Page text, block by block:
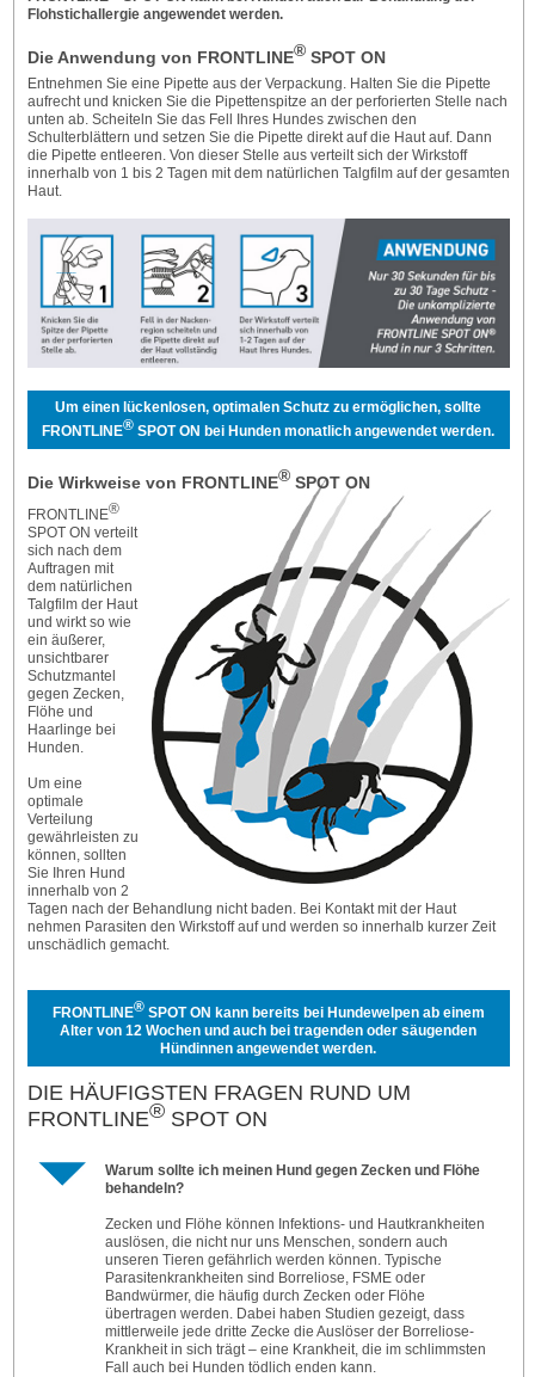
Flohstichallergie angewendet werden.
Die Anwendung von FRONTLINE®SPOT ON
Entnehmen Sie eine Pipette aus der Verpackung. Halten Sie die Pipette
aufrecht und knicken Sie die Pi­pettenspitze an der perforierten Stelle nach
unten ab. Scheiteln Sie das Fell Ihres Hundes zwischen den
Schulterblättern und setzen Sie die Pipette direkt auf die Haut auf. Dann
die Pipette entleeren. Von die­ser Stelle aus verteilt sich der Wirkstoff
innerhalb von 1 bis 2 Tagen mit dem natürlichen Talgfilm auf der gesamten
Haut.
Um einen lückenlosen, optimalen Schutz zu ermöglichen, sollte
FRONTLINE® SPOT ON bei Hunden monatlich angewendet werden.
Die Wirkweise von FRONTLINE®SPOT ON
FRONTLINE®
SPOT ON verteilt
sich nach dem
Auftragen mit
dem natürlichen
Talgfilm der Haut
und wirkt so wie
ein äußerer,
unsichtbarer
Schutzmantel
gegen Zecken,
Flöhe und
Haarlinge bei
Hunden.
Um eine
optimale
Verteilung
gewährleisten zu
können, sollten
Sie Ihren Hund
innerhalb von 2
Tagen nach der Behandlung nicht baden. Bei Kontakt mit der Haut
nehmen Parasiten den Wirkstoff auf und werden so innerhalb kurzer Zeit
unschädlich gemacht.
FRONTLINE®SPOT ON kann bereits bei Hundewelpen ab einem
Alter von 12 Wochen und auch bei tragenden oder säugenden
Hündinnen angewendet werden.
DIE HÄUFIGSTEN FRAGEN RUND UM
FRONTLINE®SPOT ON
Warum sollte ich meinen Hund gegen Zecken und Flöhe
behandeln?
Zecken und Flöhe können Infektions- und Hautkrankheiten
auslösen, die nicht nur uns Menschen, sondern auch
unseren Tieren gefährlich werden können. Typische
Parasitenkrankheiten sind Bor­reliose, FSME oder
Bandwürmer, die häufig durch Zecken oder Flöhe
übertragen werden. Dabei haben Studien gezeigt, dass
mittlerweile jede dritte Zecke die Auslöser der Borreliose-
Krankheit in sich trägt – eine Krankheit, die im schlimmsten
Fall auch bei Hunden tödlich enden kann.